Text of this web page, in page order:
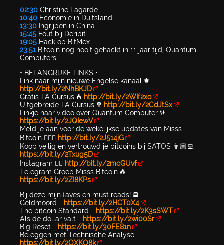
02:30 Christine Lagarde
10:40 Economie in Duitsland
13:30 Ingrijpen in China
15:45 Fout bij Deribit
19:05 Hack op BitMex
23:51Bitcoin nog nooit gehackt in 11 jaar tijd, Quantum
Computers
• BELANGRIJKE LINKS •
Link naar mijn nieuwe Engelse kanaal 🌟
http://bit.ly/2NhBKJD
Gratis TA Cursus 🔥 http://bit.ly/2WIf2xo
Uitgebreide TA Cursus 💡 http://bit.ly/2CdJtSx
Linkje naar video over Quantum Computer ✨
https://bit.ly/2JQIewV
Meld je aan voor de wekelijkse updates van Misss
Bitcoin 🙋🏼‍♀️ http://bit.ly/2J514jG
Koop veilig en vertrouwd je bitcoins bij SATOS 👨🏼‍💻
https://bit.ly/2Txug5D
Instagram 👉🏼 http://bit.ly/2mcGUvf
Telegram Groep Misss Bitcoin 🔥
https://bit.ly/2ZI8KPs
Bij deze mijn faves en must reads! 📕
Geldmoord - https://bit.ly/2HCT0X4
The bitcoin Standard - https://bit.ly/2K3sSWT
Als de dollar valt - https://bit.ly/2wi00Sr
Big Reset - https://bit.ly/30FE81n
Beleggen met Technische Analyse -
https://bit.ly/2OXKO8k